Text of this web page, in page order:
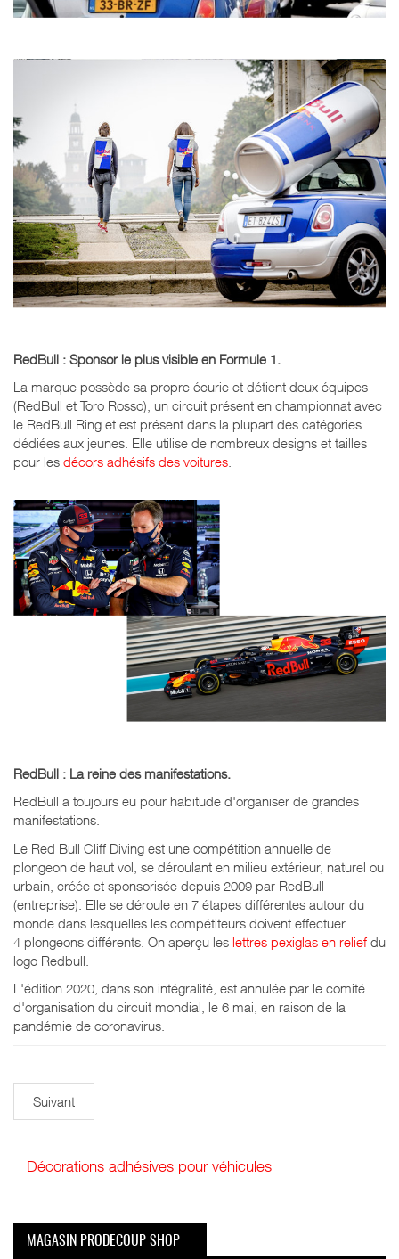
RedBull : Sponsor le plus visible en Formule 1.
La marque possède sa propre écurie et détient deux équipes
(RedBull et Toro Rosso), un circuit présent en championnat avec
le RedBull Ring et est présent dans la plupart des catégories
dédiées aux jeunes. Elle utilise de nombreux designs et tailles
pour les décors adhésifs des voitures
RedBull : La reine des manifestations.
RedBull a toujours eu pour habitude d'organiser de grandes
manifestations.
Le Red Bull Cliff Diving est une compétition annuelle de
plongeon de haut vol, se déroulant en milieu extérieur, naturel ou
urbain, créée et sponsorisée depuis 2009 par RedBull
(entreprise). Elle se déroule en 7 étapes différentes autour du
monde dans lesquelles les compétiteurs doivent effectuer
4 plongeons différents. On aperçu les lettres pexiglas en relief du
logo Redbull.
L'édition 2020, dans son intégralité, est annulée par le comité
d'organisation du circuit mondial, le 6 mai, en raison de la
pandémie de coronavirus.
Suivant
Décorations adhésives pour véhicules
MAGASIN PRODECOUP SHOP